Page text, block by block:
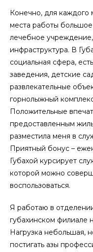
Конечно, для каждого
места работы
лечебное
инфраструктура. В
социальная сфера,
заведения, детские
развлекательные
горнолыжный
Положительные
предоставленным
разместила меня в
Приятный бонус –
Губахой курсирует
которой можно
воспользоваться.
Я работаю в
губахинском филиале
Нагрузка небольшая,
постигать азы